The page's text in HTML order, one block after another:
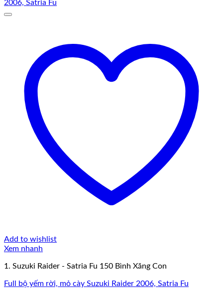
Add to wishlist
Xem nhanh
1. Suzuki Raider - Satria Fu 150 Bình Xăng Con
Full bộ yếm rời, mỏ cày Suzuki Raider 2006, Satria Fu